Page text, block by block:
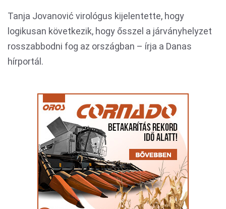
Tanja Jovanović virológus kijelentette, hogy
logikusan következik, hogy ősszel a járványhelyzet
rosszabbodni fog az országban – írja a Danas
hírportál.